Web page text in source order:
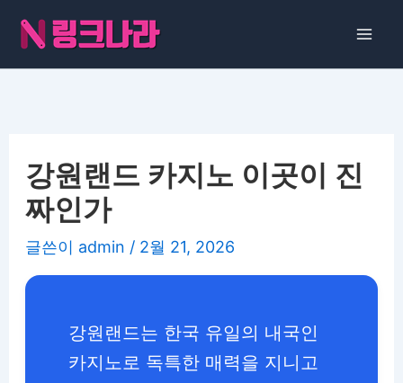
강원랜드 카지노 이곳이 진
짜인가
글쓴이 admin / 2월 21, 2026
강원랜드는 한국 유일의 내국인
카지노로 독특한 매력을 지니고